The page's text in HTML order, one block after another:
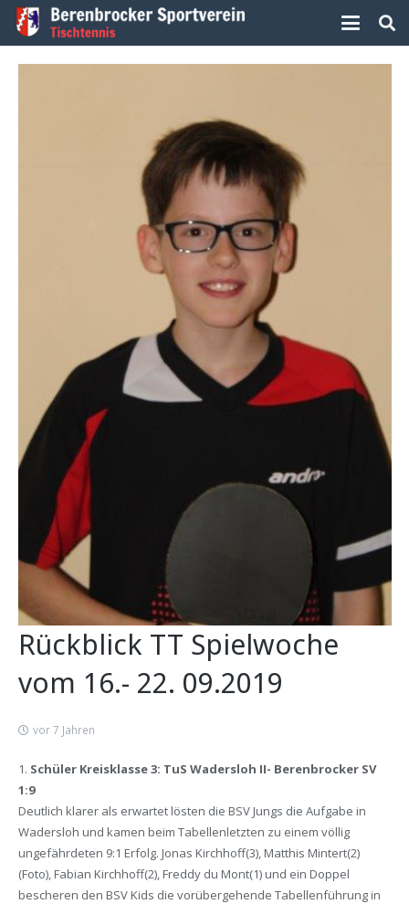
Rückblick TT Spielwoche
vom 16.- 22. 09.2019
vor 7 Jahren
1. Schüler Kreisklasse 3: TuS Wadersloh II- Berenbrocker SV
1:9
Deutlich klarer als erwartet lösten die BSV Jungs die Aufgabe in
Wadersloh und kamen beim Tabellenletzten zu einem völlig
ungefährdeten 9:1 Erfolg. Jonas Kirchhoff(3), Matthis Mintert(2)
(Foto), Fabian Kirchhoff(2), Freddy du Mont(1) und ein Doppel
bescheren den BSV Kids die vorübergehende Tabellenführung in